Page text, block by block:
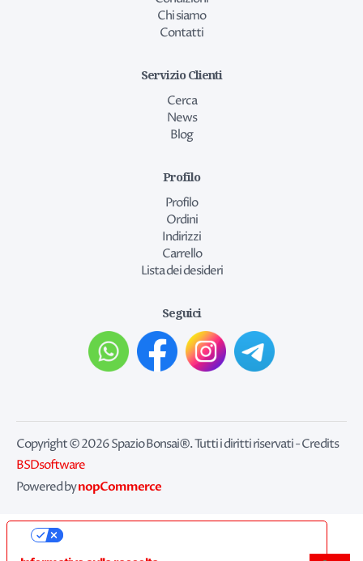
Chi siamo
Contatti
Servizio Clienti
Cerca
News
Blog
Profilo
Profilo
Ordini
Indirizzi
Carrello
Lista dei desideri
Seguici
Copyright © 2026 Spazio Bonsai®. Tutti i diritti riservati - Credits
BSDsoftware
Powered bynopCommerce
Le tue preferenze relative alla privacy